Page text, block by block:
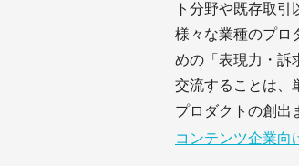
ト分野や既存取引
様々な業種のプロ
めの「表現力・訴
交流することは、
プロダクトの創出
コンテンツ企業向